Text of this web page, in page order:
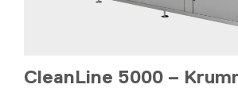
CleanLine 5000 –